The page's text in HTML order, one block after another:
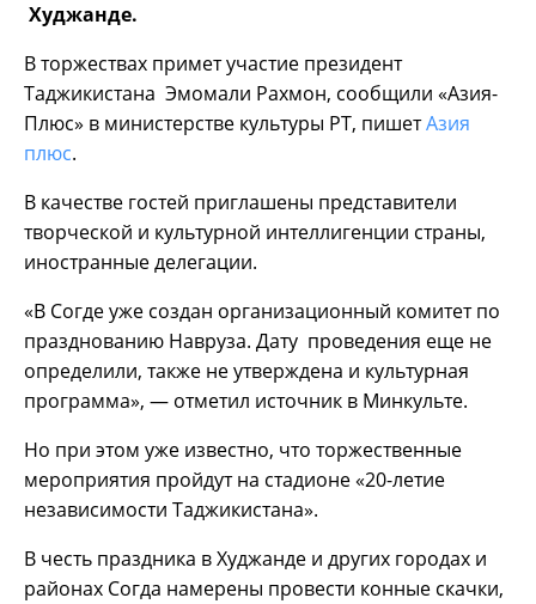
Худжанде.
В торжествах примет участие президент
Таджикистана Эмомали Рахмон, сообщили «Азия-
Плюс» в министерстве культуры РТ, пишетАзия
плюс.
В качестве гостей приглашены представители
творческой и культурной интеллигенции страны,
иностранные делегации.
«В Согде уже создан организационный комитет по
празднованию Навруза. Дату проведения еще не
определили, также не утверждена и культурная
программа», — отметил источник в Минкульте.
Но при этом уже известно, что торжественные
мероприятия пройдут на стадионе «20-летие
независимости Таджикистана».
В честь праздника в Худжанде и других городах и
районах Согда намерены провести конные скачки,